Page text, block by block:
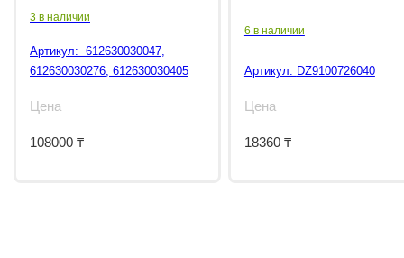
3 в наличии
Артикул: 612630030047,
612630030276, 612630030405
Цена
108000 ₸
6 в наличии
Артикул: DZ9100726040
Цена
18360 ₸